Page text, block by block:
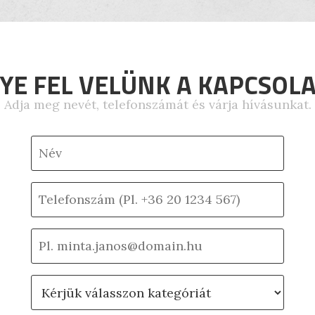
FEL VELÜNK A
Adja meg nevét, telefonszámát és várja hívásunkat.